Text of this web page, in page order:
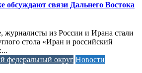
обсуждают связи Дальнего Востока
журналисты из России и Ирана стали
стола «Иран и российский
федеральный округ Новости